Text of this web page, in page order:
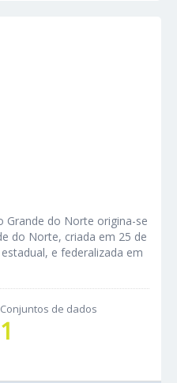
Grande do Norte origina-se
do Norte, criada em 25 de
e federalizada em
Conjuntos de dados
1